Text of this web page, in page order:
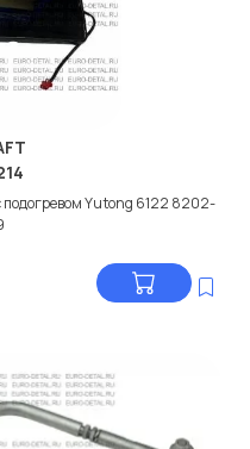
Yutong 6122 8202-